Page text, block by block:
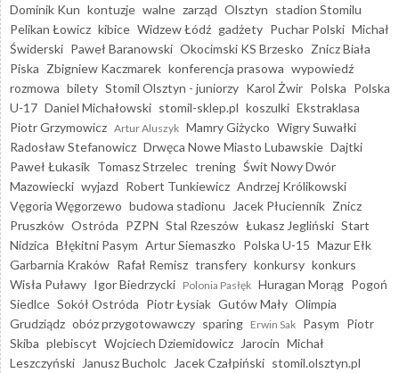
Dominik Kun kontuzje walne zarząd Olsztyn stadion Stomilu
Pelikan Łowicz kibice Widzew Łódź gadżety Puchar Polski Michał
Świderski Paweł Baranowski Okocimski KS Brzesko Znicz Biała
Piska Zbigniew Kaczmarek konferencja prasowa wypowiedź
rozmowa bilety Stomil Olsztyn - juniorzy Karol Żwir Polska Polska
U-17 Daniel Michałowski stomil-sklep.pl koszulki Ekstraklasa
Piotr Grzymowicz Artur Aluszyk Mamry Giżycko Wigry Suwałki
Radosław Stefanowicz Drwęca Nowe Miasto Lubawskie Dajtki
Paweł Łukasik Tomasz Strzelec trening Świt Nowy Dwór
Mazowiecki wyjazd Robert Tunkiewicz Andrzej Królikowski
Vęgoria Węgorzewo budowa stadionu Jacek Płuciennik Znicz
Pruszków Ostróda PZPN Stal Rzeszów Łukasz Jegliński Start
Nidzica Błękitni Pasym Artur Siemaszko Polska U-15 Mazur Ełk
Garbarnia Kraków Rafał Remisz transfery konkursy konkurs
Wisła Puławy Igor Biedrzycki Polonia Pasłęk Huragan Morąg Pogoń
Siedlce Sokół Ostróda Piotr Łysiak Gutów Mały Olimpia
Grudziądz obóz przygotowawczy sparing Erwin Sak Pasym Piotr
Skiba plebiscyt Wojciech Dziemidowicz Jarocin Michał
Leszczyński
Janusz Bucholc Jacek Czałpiński stomil.olsztyn.pl